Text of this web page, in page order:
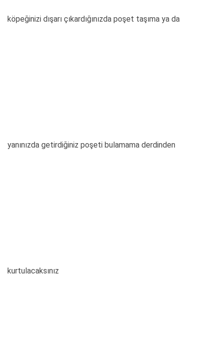
köpeğinizi dışarı çıkardığınızda poşet taşıma ya da
yanınızda getirdiğiniz poşeti bulamama derdinden
kurtulacaksınız